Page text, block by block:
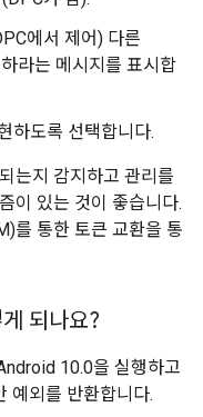
에서 제어) 다른
라는 메시지를 표시합
하도록 선택합니다.
는지 감지하고 관리를
이 있는 것이 좋습니다.
를 통한 토큰 교환을 통
되나요?
10.0을 실행하고
예외를 반환합니다.